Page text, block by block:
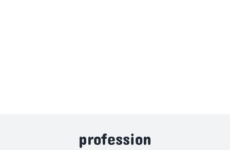
profession